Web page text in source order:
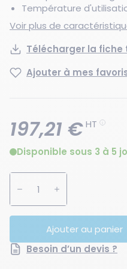
Température
Voir plus de
Télécharger la fiche
Ajouter à mes
197,21 €HT
Disponible sous 3 à 5
Augmenter la quantité
Ajouter au panier
Besoin d’un devis ?